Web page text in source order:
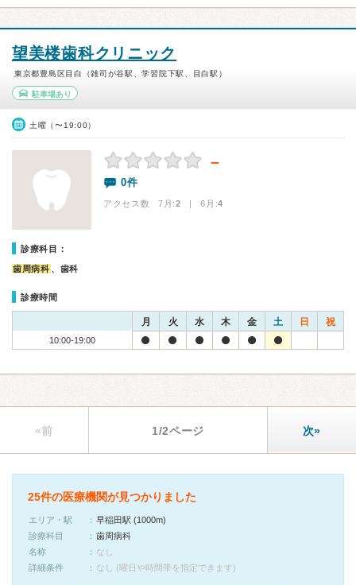
望美楼歯科クリニック
東京都豊島区目白（雑司が谷駅、学習院下駅、目白駅）
駐車場あり
土曜（〜19:00）
－
0件
アクセス数 7月:2 | 6月:4
診療科目：
歯周病科 、歯科
診療時間
月 火 水 木 金 土 日 祝
10:00-19:00
«前 1/2ページ 次»
25件の医療機関が見つかりました
エリア・駅
早稲田駅 (1000m)
診療科目
歯周病科
名称
なし
詳細条件
なし (曜日や時間帯を指定できます)